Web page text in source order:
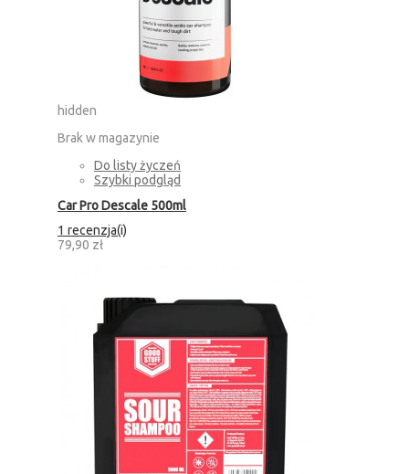
hidden
Brak w magazynie
Do listy życzeń
Szybki podgląd
Car Pro Descale 500ml
1 recenzja(i)
79,90 zł